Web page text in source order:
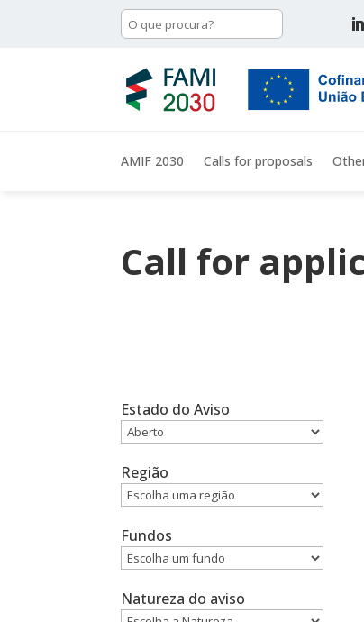
AMIF 2030 Calls for proposals
Call for
Estado do Aviso
Região
Fundos
Natureza do aviso